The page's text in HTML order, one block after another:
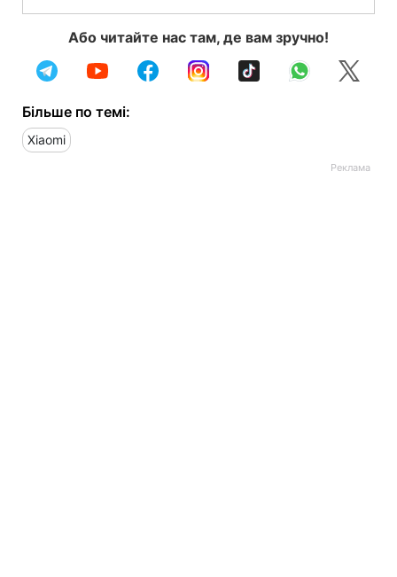
Або читайте нас там, де вам зручно!
Більше по темі:
Xiaomi